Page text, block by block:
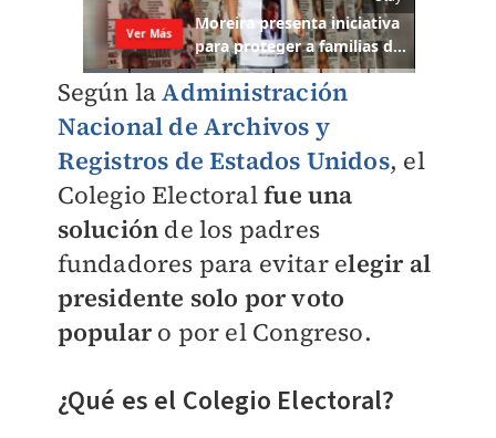
Según laAdministración
Nacional de Archivos y
Registros de Estados Unidos, el
Colegio Electoralfue una
solución de los padres
fundadores para evitar elegir al
presidente solo por voto
popularo por el Congreso.
¿Qué es el Colegio Electoral?